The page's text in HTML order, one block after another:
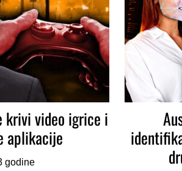
krivi video igrice i
aplikacije
godine